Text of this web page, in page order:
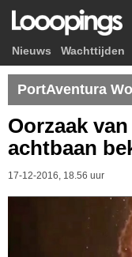
Nieuws Wachttijden
PortAventura
Oorzaak
achtbaan
17-12-2016, 18.56 uur